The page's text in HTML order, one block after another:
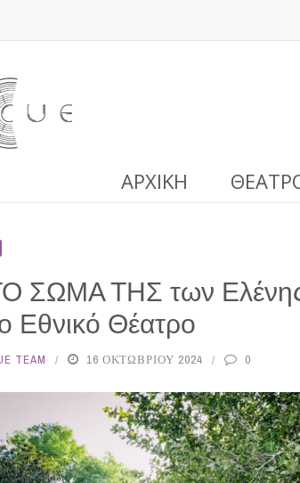
ΑΡΧΙΚΉ
ΣΩΜΑ ΤΗΣ των Ελένης
Εθνικό Θέατρο
TEAM 16 ΟΚΤΩΒΡΊΟΥ 2024 0